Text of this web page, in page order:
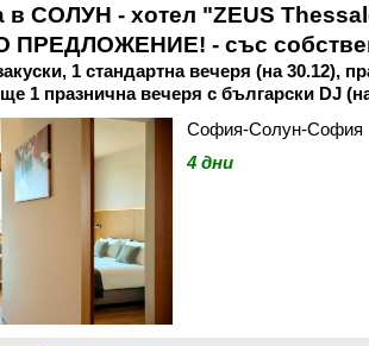
в СОЛУН - хотел "ZEUS
- със
1 стандартна вечеря (на 30.12),
1 празнична вечеря с български DJ
София-Солун-София
4 дни